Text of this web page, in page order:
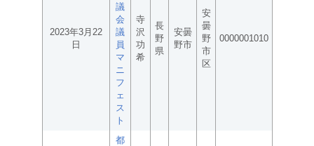
2023年3月22
日
議
会
議
員
マ
ニ
フ
ェ
ス
ト
寺
沢
功
希
長
野
県
安曇
野市
安
曇
野
市
区
0000001010
都